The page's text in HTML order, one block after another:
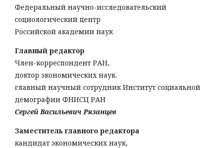
Федеральный научно-исследовательский
социологический центр
Российской академии наук
Главный редактор
Член-корреспондент РАН,
доктор экономических наук.
главный научный сотрудник Институт социальной
демографии ФНИСЦ РАН
Сергей Васильевич Рязанцев
Заместитель главного редактора
кандидат экономических наук,